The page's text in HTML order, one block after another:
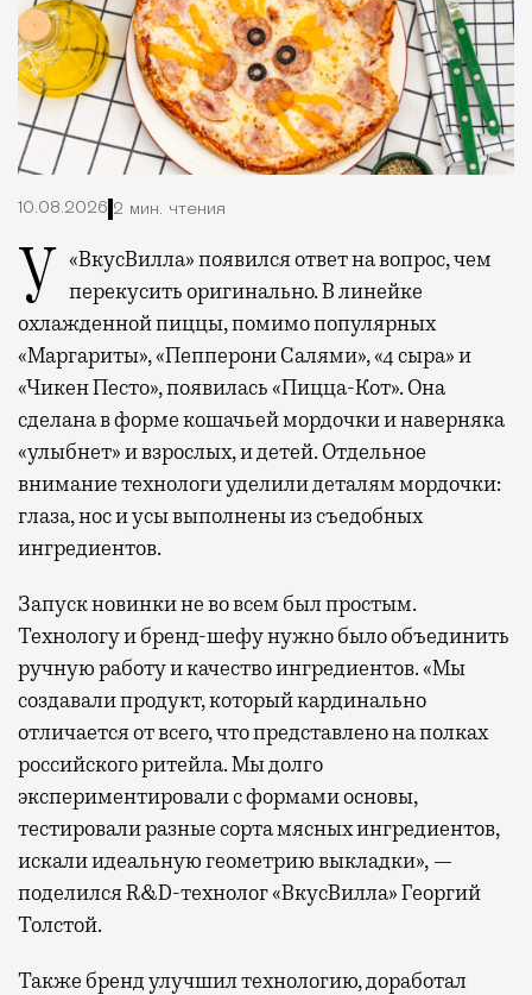
10.08.2026 2 мин. чтения
У «ВкусВилла» появился ответ на вопрос, чем
перекусить оригинально. В линейке
охлажденной пиццы, помимо популярных
«Маргариты», «Пепперони Салями», «4 сыра» и
«Чикен Песто», появилась «Пицца-Кот». Она
сделана в форме кошачьей мордочки и наверняка
«улыбнет» и взрослых, и детей. Отдельное
внимание технологи уделили деталям мордочки:
глаза, нос и усы выполнены из съедобных
ингредиентов.
Запуск новинки не во всем был простым.
Технологу и бренд-шефу нужно было объединить
ручную работу и качество ингредиентов. «Мы
создавали продукт, который кардинально
отличается от всего, что представлено на полках
российского ритейла. Мы долго
экспериментировали с формами основы,
тестировали разные сорта мясных ингредиентов,
искали идеальную геометрию выкладки», —
поделился R&D-технолог «ВкусВилла» Георгий
Толстой.
Также бренд улучшил технологию, доработал